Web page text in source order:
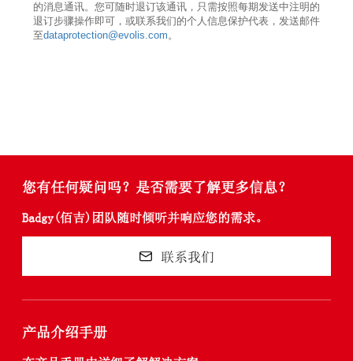
您有任何疑问吗？是否需要了解更多信息？
Badgy(佰吉)团队随时倾听并响应您的需求。
联系我们
产品介绍手册